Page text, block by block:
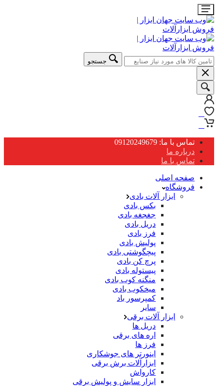
جستجو
تماس با ما: 09120249679
درباره ما
تماس با ما
صفحه اصلی
فروشگاه
ابزار آلات بادی
بکس بادی
جغجغه بادی
دریل بادی
فرز بادی
پولیش بادی
پیچگوشتی بادی
پرچ کن بادی
پیستوله بادی
منگنه کوب بادی
میخکوب بادی
کمپرسور باد
سایر
ابزار آلات برقی
دریل ها
اره های برقی
فرز ها
اینورتر های جوشکاری
ابزارآلات برش برقی
کارواش
ابزار سایش و پولیش برقی